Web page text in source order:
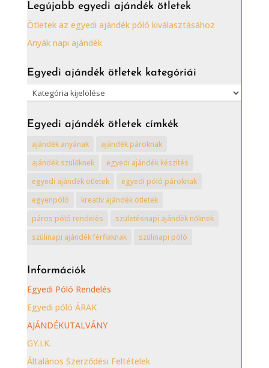
Legújabb egyedi ajándék ötletek
Ötletek az egyedi ajándék póló kiválasztásához
Anyák napi ajándék
Egyedi ajándék ötletek kategóriái
Egyedi
ajándék
ötletek
kategóriái
Egyedi ajándék ötletek címkék
ajándék anyának
ajándék pároknak
ajándék szülőknek
egyedi ajándék készítés
egyedi ajándék ötletek
egyedi póló pároknak
egyenpóló
kreatív ajándék ötletek
páros póló rendelés
születésnapi ajándék nőknek
szülinapi ajándék férfiaknak
szülinapi póló
Információk
Egyedi Póló Rendelés
Egyedi póló ÁRAK
AJÁNDÉKUTALVÁNY
GY.I.K.
Általános Szerződési Feltételek